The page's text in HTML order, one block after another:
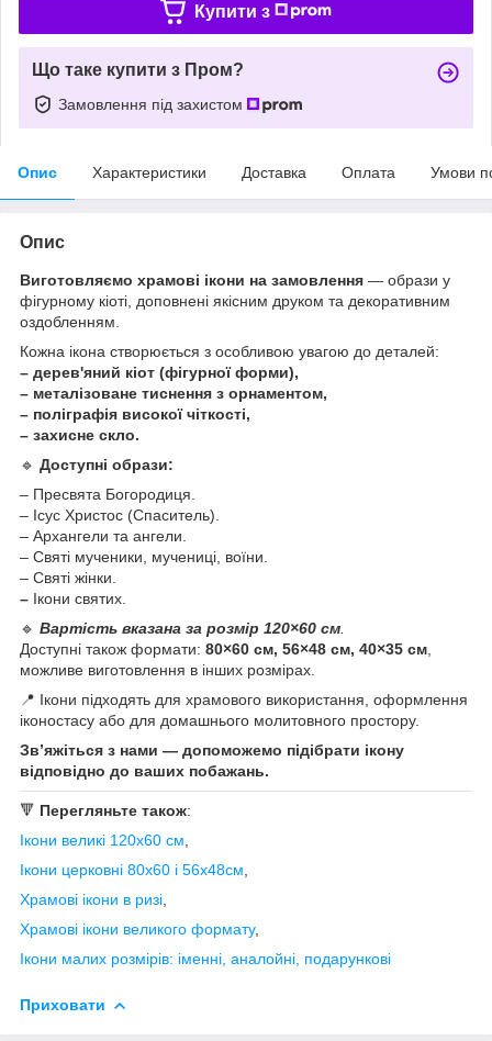
Купити з
Що таке купити з Пром?
Замовлення під захистом
Опис Характеристики Доставка Оплата Умови
Опис
Виготовляємо храмові ікони на замовлення — образи у
фігурному кіоті, доповнені якісним друком та декоративним
оздобленням.
Кожна ікона створюється з особливою увагою до деталей:
– дерев'яний кіот (фігурної форми),
– металізоване тиснення з орнаментом,
– поліграфія високої чіткості,
– захисне скло.
🔹 Доступні образи:
– Пресвята Богородиця.
– Ісус Христос (Спаситель).
– Архангели та ангели.
– Святі мученики, мучениці, воїни.
– Святі жінки.
– Ікони святих.
🔹 Вартість вказана за розмір 120×60 см
Доступні також формати: 80×60 см, 56×48 см, 40×35 см
можливе виготовлення в інших розмірах.
📍 Ікони підходять для храмового використання, оформлення
іконостасу або для домашнього молитовного простору.
Зв’яжіться з нами — допоможемо підібрати ікону
відповідно до ваших побажань.
🔻 Перегляньте також:
Ікони великі 120х60 см
Ікони церковні 80х60 і 56х48см
Храмові ікони в ризі
Храмові ікони великого формату,
Ікони малих розмірів: іменні, аналойні, подарункові
Приховати